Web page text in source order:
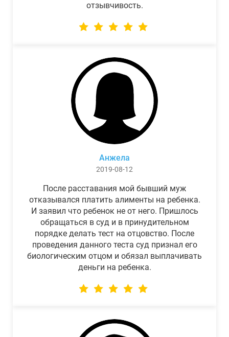
отзывчивость.
Анжела
2019-08-12
После расставания мой бывший муж
отказывался платить алименты на ребенка.
И заявил что ребенок не от него. Пришлось
обращаться в суд и в принудительном
порядке делать тест на отцовство. После
проведения данного теста суд признал его
биологическим отцом и обязал выплачивать
деньги на ребенка.